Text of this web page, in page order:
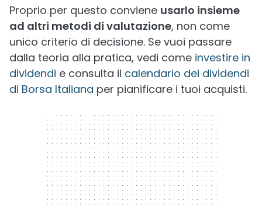
Proprio per questo conviene usarlo insieme
ad altri metodi di valutazione, non come
unico criterio di decisione. Se vuoi passare
dalla teoria alla pratica, vedi come investire in
dividendi e consulta il calendario dei dividendi
di Borsa Italiana per pianificare i tuoi acquisti.
300 x 250